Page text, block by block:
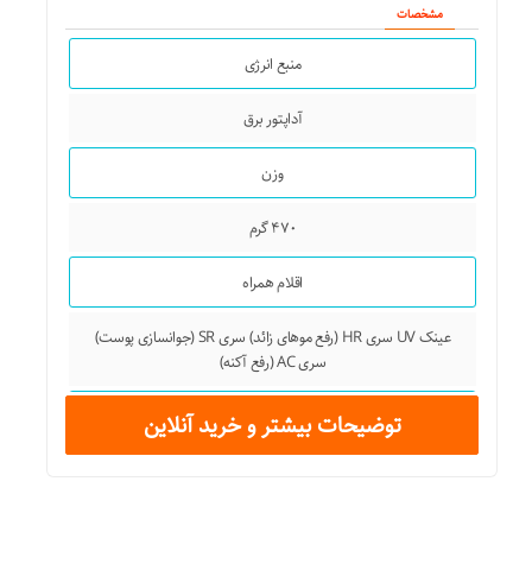
مشخصات
منبع انرژی
آداپتور برق
وزن
۴۷۰ گرم
اقلام همراه
عینک UV سری HR (رفع موهای زائد) سری SR (جوانسازی پوست)
سری AC (رفع آکنه)
قابلیت‌های ابزار
توضیحات بیشتر و خرید آنلاین